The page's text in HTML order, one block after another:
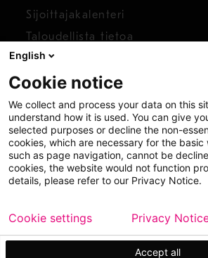
Sijoittajakalenteri
Taloudellista tietoa
Osakkeet
Raportoi huolenaihe
Whistleblower-työkalu
Copyright © 2026 Metso
Sivukartta
Käyttöehdot
Tietosuoja
English
Cookie notice
We collect and process your data on this
understand how it is used. You can give
selected purposes or decline the non-
cookies, which are necessary for the
such as page navigation, cannot be
cookies, the website would not function
details, please refer to our Privacy Notice.
Accept all
Cookie settings Privacy